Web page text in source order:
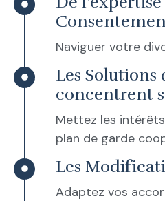
Naviguer votre
Les Solutions
concentrent
Mettez les
plan de garde
Les
Adaptez vos